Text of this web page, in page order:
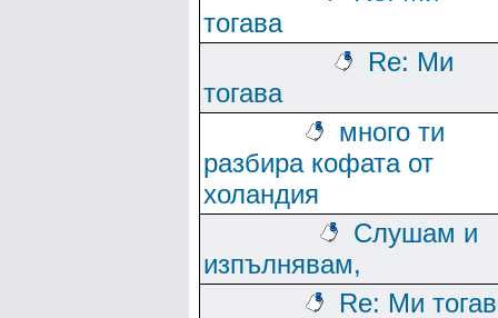
тогава
Re: Ми
тогава
много ти
разбира кофата от
холандия
Слушам и
изпълнявам,
Re: Ми